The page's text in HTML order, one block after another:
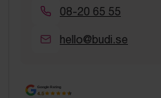
08-20 65 55
hello@budi.se
Google Rating
4.5